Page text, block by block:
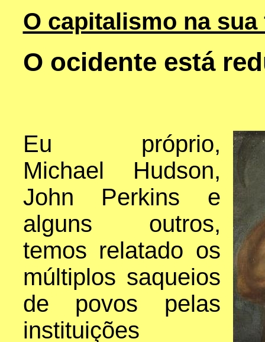
O capitalismo na
O ocidente está
Eu próprio,
Michael Hudson,
John Perkins e
alguns outros,
temos relatado os
múltiplos saqueios
de povos pelas
instituições